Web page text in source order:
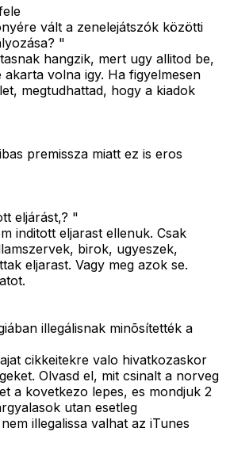
vált a zenelejátszók közötti
"
hangzik, mert ugy allitod be,
volna igy. Ha figyelmesen
megtudhattad, hogy a kiadok
premissza miatt ez is eros
eljárást,? "
inditott eljarast ellenuk. Csak
birok, ugyeszek,
eljarast. Vagy meg azok se.
illegálisnak minõsítették a
cikkeitekre valo hivatkozaskor
Olvasd el, mit csinalt a norveg
a kovetkezo lepes, es mondjuk 2
utan esetleg
illegalissa valhat az iTunes